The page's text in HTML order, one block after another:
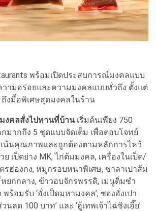
พร้อมเปิดประสบการณ์มงคลแบบ
ามอร่อยและความมงคลแบบทั่วถึง ตั้งแต่
งมื้อพิเศษสุดมงคลในร้าน
งคลสั่งไปทานที่บ้านเริ่มต้นเพียง 750
มากถึง 5 ชุดแบบจัดเต็ม เพื่อตอบโจทย์
น้นคุณภาพและถูกต้องตามหลักการไหว้
เป็ดย่าง MK, ไก่ต้มมงคล, เครื่องในเป็ด/
รฮ่องกง, หมูกรอบหนาพิเศษ, ซาลาเปาส้ม
ยกกลาง, ข้าวอบจักรพรรดิ, เมนูติ่มซำ
ร้อมรับ ‘อั่งเป็ดมหามงคล’, ซองอั่งเปา
ลด 100 บาท’ และ ‘ฮู้เทพเจ้าไฉ่ซิงเอี๊ย’